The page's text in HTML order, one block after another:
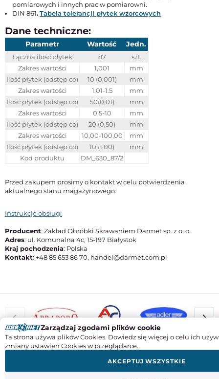
pomiarowych i innych prac w pomiarowni.
DIN 861.Tabela tolerancji płytek wzorcowych
Dane techniczne:
Parametr Wartość Jedn.
Łączna ilość płytek 87
szt.
Zakres wartości
1,001
mm
Ilość płytek (odstęp co)
10 (0,001)
mm
Zakres wartości
1,01-1.5
mm
Ilość płytek (odstęp co)
50(0,01)
mm
Zakres wartości
0,5-10
mm
Ilość płytek (odstęp co)
20 (0,50)
mm
Zakres wartości
10,00-100,00
mm
Ilość płytek (odstęp co)
10 (1,00)
mm
Kod produktu
DM_630_87/2
Przed zakupem prosimy o kontakt w celu potwierdzenia
aktualnego stanu magazynowego.
Instrukcje obsługi
Producent: Zakład Obróbki Skrawaniem Darmet sp. z o. o.
Adres: ul. Komunalna 4c, 15-197 Białystok
Kraj pochodzenia: Polska
Kontakt: +48 85 653 86 70, handel@darmet.com.pl
ZAPISZ SIĘ DO NASZEGO NEWSLETTERA
Aby otrzymywać informacje o promocjach i nowościach w
naszym sklepie
Zarządzaj zgodami plików cookie
Ta strona używa plików Cookies. Dowiedz się więcej o celu ich
zmiany ustawień Cookies w przeglądarce.
AKCEPTUJ WSZYSTKIE